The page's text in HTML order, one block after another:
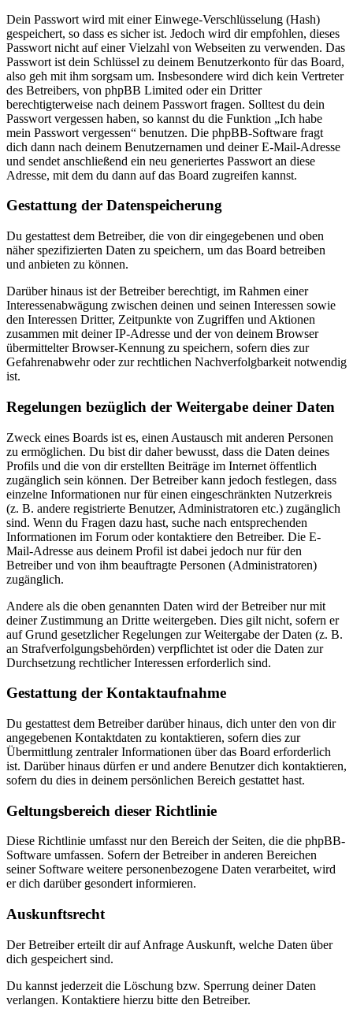
Dein Passwort wird mit einer Einwege-Verschlüsselung (Hash)
gespeichert, so dass es sicher ist. Jedoch wird dir empfohlen, dieses
Passwort nicht auf einer Vielzahl von Webseiten zu verwenden. Das
Passwort ist dein Schlüssel zu deinem Benutzerkonto für das Board,
also geh mit ihm sorgsam um. Insbesondere wird dich kein Vertreter
des Betreibers, von phpBB Limited oder ein Dritter
berechtigterweise nach deinem Passwort fragen. Solltest du dein
Passwort vergessen haben, so kannst du die Funktion „Ich habe
mein Passwort vergessen“ benutzen. Die phpBB-Software fragt
dich dann nach deinem Benutzernamen und deiner E-Mail-Adresse
und sendet anschließend ein neu generiertes Passwort an diese
Adresse, mit dem du dann auf das Board zugreifen kannst.
Gestattung der Datenspeicherung
Du gestattest dem Betreiber, die von dir eingegebenen und oben
näher spezifizierten Daten zu speichern, um das Board betreiben
und anbieten zu können.
Darüber hinaus ist der Betreiber berechtigt, im Rahmen einer
Interessenabwägung zwischen deinen und seinen Interessen sowie
den Interessen Dritter, Zeitpunkte von Zugriffen und Aktionen
zusammen mit deiner IP-Adresse und der von deinem Browser
übermittelter Browser-Kennung zu speichern, sofern dies zur
Gefahrenabwehr oder zur rechtlichen Nachverfolgbarkeit notwendig
ist.
Regelungen bezüglich der Weitergabe deiner Daten
Zweck eines Boards ist es, einen Austausch mit anderen Personen
zu ermöglichen. Du bist dir daher bewusst, dass die Daten deines
Profils und die von dir erstellten Beiträge im Internet öffentlich
zugänglich sein können. Der Betreiber kann jedoch festlegen, dass
einzelne Informationen nur für einen eingeschränkten Nutzerkreis
(z. B. andere registrierte Benutzer, Administratoren etc.) zugänglich
sind. Wenn du Fragen dazu hast, suche nach entsprechenden
Informationen im Forum oder kontaktiere den Betreiber. Die E-
Mail-Adresse aus deinem Profil ist dabei jedoch nur für den
Betreiber und von ihm beauftragte Personen (Administratoren)
zugänglich.
Andere als die oben genannten Daten wird der Betreiber nur mit
deiner Zustimmung an Dritte weitergeben. Dies gilt nicht, sofern er
auf Grund gesetzlicher Regelungen zur Weitergabe der Daten (z. B.
an Strafverfolgungsbehörden) verpflichtet ist oder die Daten zur
Durchsetzung rechtlicher Interessen erforderlich sind.
Gestattung der Kontaktaufnahme
Du gestattest dem Betreiber darüber hinaus, dich unter den von dir
angegebenen Kontaktdaten zu kontaktieren, sofern dies zur
Übermittlung zentraler Informationen über das Board erforderlich
ist. Darüber hinaus dürfen er und andere Benutzer dich kontaktieren,
sofern du dies in deinem persönlichen Bereich gestattet hast.
Geltungsbereich dieser Richtlinie
Diese Richtlinie umfasst nur den Bereich der Seiten, die die phpBB-
Software umfassen. Sofern der Betreiber in anderen Bereichen
seiner Software weitere personenbezogene Daten verarbeitet, wird
er dich darüber gesondert informieren.
Auskunftsrecht
Der Betreiber erteilt dir auf Anfrage Auskunft, welche Daten über
dich gespeichert sind.
Du kannst jederzeit die Löschung bzw. Sperrung deiner Daten
verlangen. Kontaktiere hierzu bitte den Betreiber.